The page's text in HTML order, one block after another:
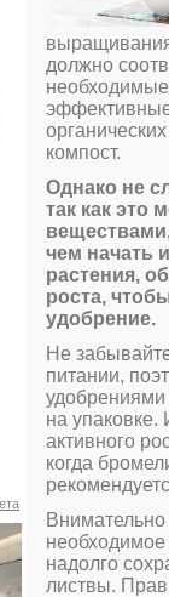
должно
компост.
Однако не
так как это
чем начать
растения,
роста,
удобрение.
Не
питании,
удобрениями
на упаковке.
активного
когда
необходимое
надолго
листвы.